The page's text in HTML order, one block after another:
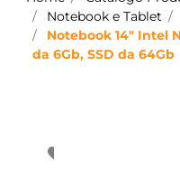
Notebook e Tablet
Notebook 14" Intel
da 6Gb, SSD da 64Gb